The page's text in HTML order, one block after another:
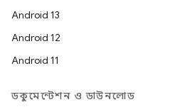
Android 13
Android 12
Android 11
ডকুমেন্টেশন ও ডাউনলোড